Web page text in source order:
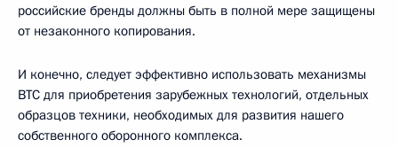
российские бренды должны быть в полной мере защищены
от незаконного копирования.
И конечно, следует эффективно использовать механизмы
ВТС для приобретения зарубежных технологий, отдельных
образцов техники, необходимых для развития нашего
собственного оборонного комплекса.